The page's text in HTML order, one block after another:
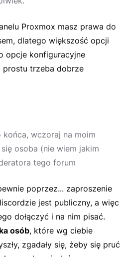
Proxmox masz prawa do
dlatego większość opcji
opcje konfiguracyjne
prostu trzeba dobrze
wczoraj na moim
osoba (nie wiem jakim
tego forum
poprzez... zaproszenie
jest publiczny, a więc
dołączyć i na nim pisać.
osób, które wg ciebie
zgadały się, żeby się pruć